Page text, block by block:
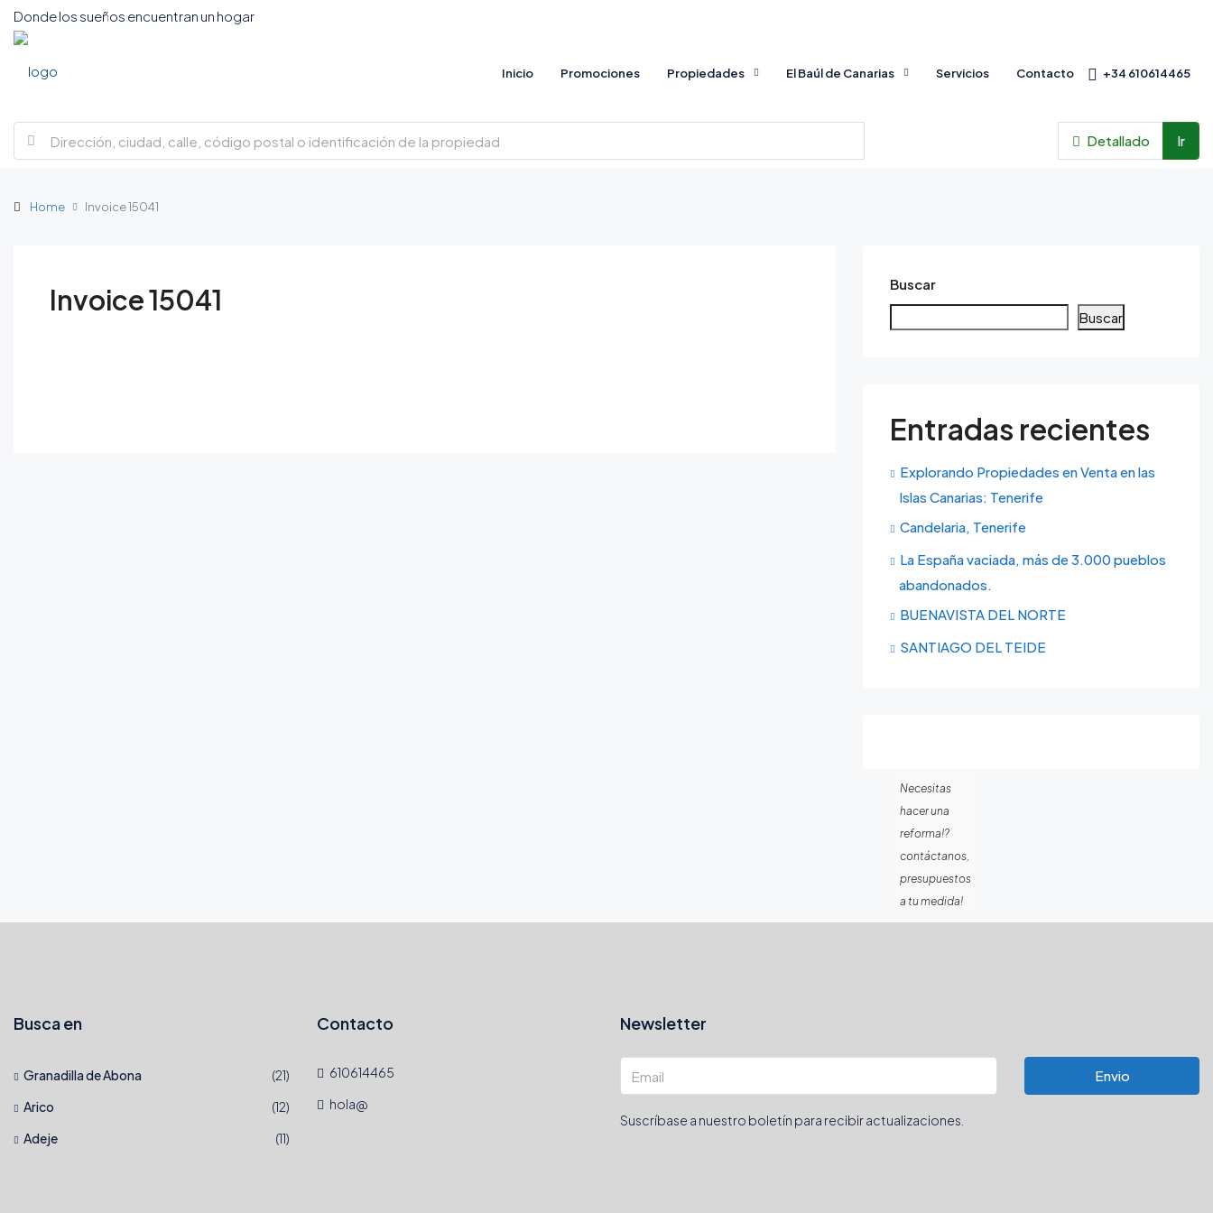
Donde los sueños encuentran un hogar
Inicio Promociones Propiedades El Baúl de Canarias Servicios Contacto +34 610614465
Detallado Ir
Home Invoice 15041
Invoice 15041
Buscar
Buscar
Entradas recientes
Explorando Propiedades en Venta en las
Islas Canarias: Tenerife
Candelaria, Tenerife
La España vaciada, más de 3.000 pueblos
abandonados.
BUENAVISTA DEL NORTE
SANTIAGO DEL TEIDE
Necesitas
hacer una
reforma!?
contáctanos,
presupuestos
a tu medida!
Busca en
Granadilla de Abona
(21)
Arico
(12)
Adeje
(11)
Contacto
610614465
hola@
Newsletter
Envio
Suscríbase a nuestro boletín para recibir actualizaciones.